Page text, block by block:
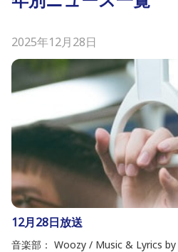
2025年12月28日
12月28日放送
音楽部： Woozy / Music & Lyrics